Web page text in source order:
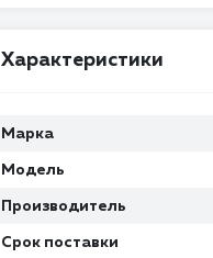
Характеристики
Марка
Модель
Производитель
Срок поставки